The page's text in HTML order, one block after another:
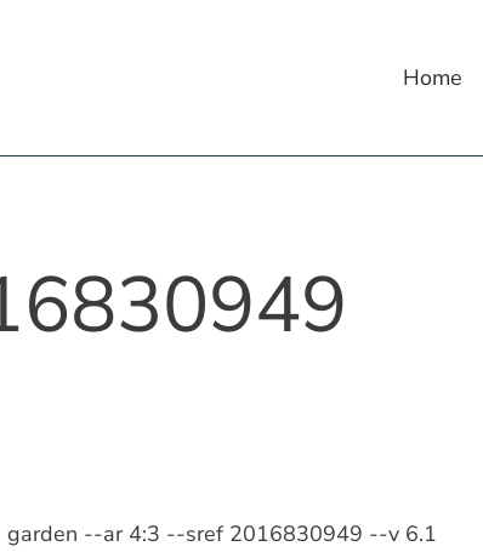
Home
garden --ar 4:3 --sref 2016830949 --v 6.1